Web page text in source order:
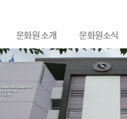
문화원 소개 문화원소식